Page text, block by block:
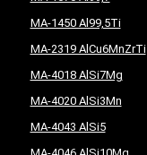
MA-1450 Al99,5Ti
MA-2319 AlCu6MnZrTi
MA-4018 AlSi7Mg
MA-4020 AlSi3Mn
MA-4043 AlSi5